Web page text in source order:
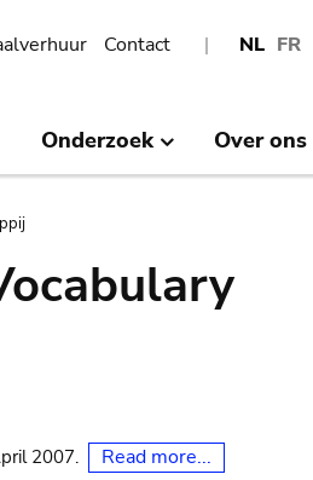
NL FR
Contact
Onderzoek Over ons
2007. Read more...